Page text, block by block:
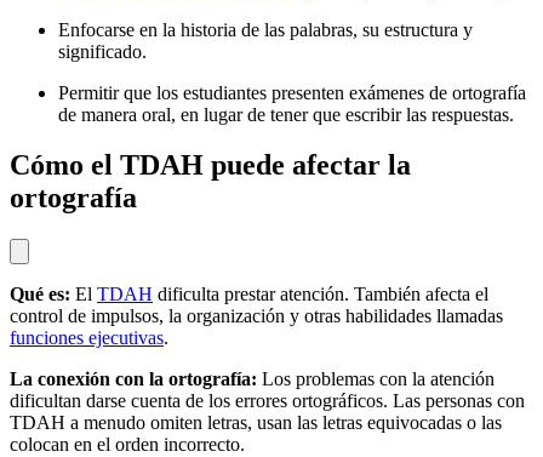
Enfocarse en la historia de las palabras, su estructura y
significado.
Permitir que los estudiantes presenten exámenes de ortografía
de manera oral, en lugar de tener que escribir las respuestas.
Cómo el TDAH puede afectar la
ortografía
Qué es: El TDAH dificulta prestar atención. También afecta el
control de impulsos, la organización y otras habilidades llamadas
funciones ejecutivas.
La conexión con la ortografía: Los problemas con la atención
dificultan darse cuenta de los errores ortográficos. Las personas con
TDAH a menudo omiten letras, usan las letras equivocadas o las
colocan en el orden incorrecto.